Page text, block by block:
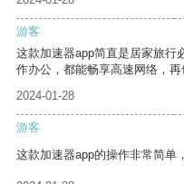
游客
这款加速器app简直是居家旅行
作办公，都能畅享高速网络，再
2024-01-28
游客
这款加速器app的操作非常简单